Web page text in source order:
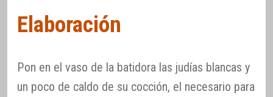
Elaboración
Pon en el vaso de la batidora las judías blancas y
un poco de caldo de su cocción, el necesario para